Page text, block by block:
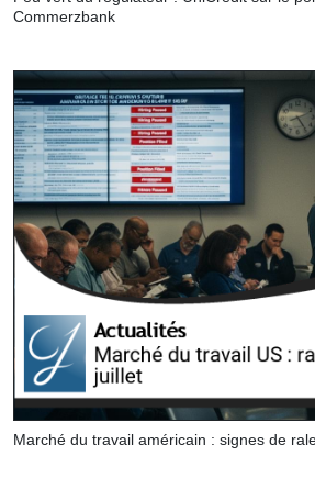
Commerzbank
Marché du travail américain : signes de